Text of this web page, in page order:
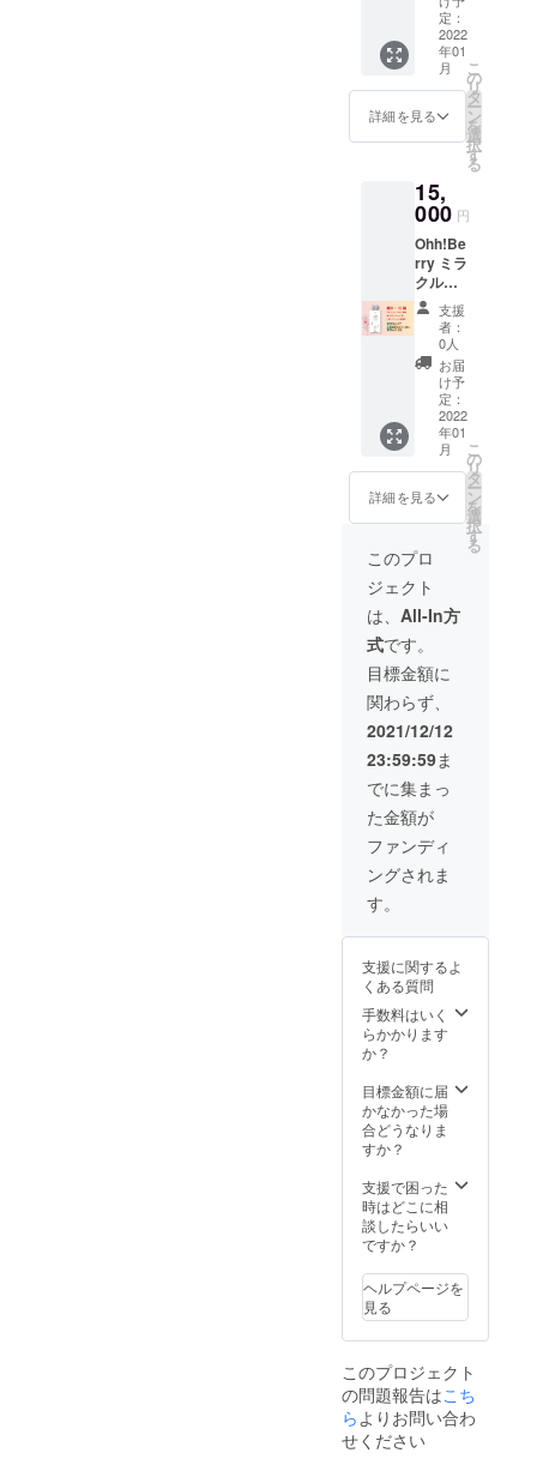
タブ
レット
を送料
無料で
お届け
しま
す。 消
費期限
よりお
およそ
6ヶ月間
です。
¥18000
+ 送料
→
¥13,000
35%
OFF
定：
2022
年01
月
詳細を見る
こ
の
リ
タ
ー
ン
を
選
択
す
る
15,
000 円
Ohh!Be
rry ミラ
クルフ
ルーツ
タブ
レット
10箱・
合計100
タブ
レット
を送料
無料で
お届け
しま
す。 消
費期限
は到着
よりお
およそ
6ヶ月間
です。
¥18000
+ 送料
→
¥15000
25%
OFF
支援
者：
0人
お届
け予
定：
2022
年01
月
詳細を見る
こ
の
リ
タ
ー
ン
を
選
択
す
る
このプロ
ジェクト
は、 All-In方
式です。
目標金額に
関わらず、
2021/12/12
23:59:59ま
でに集まっ
た金額が
ファンディ
ングされま
す。
支援に関するよ
くある質問
手数料はいく
らかかります
か？
目標金額に届
かなかった場
合どうなりま
すか？
支援で困った
時はどこに相
談したらいい
ですか？
ヘルプページを
見る
このプロジェクト
の問題報告はこち
ら よりお問い合わ
せください